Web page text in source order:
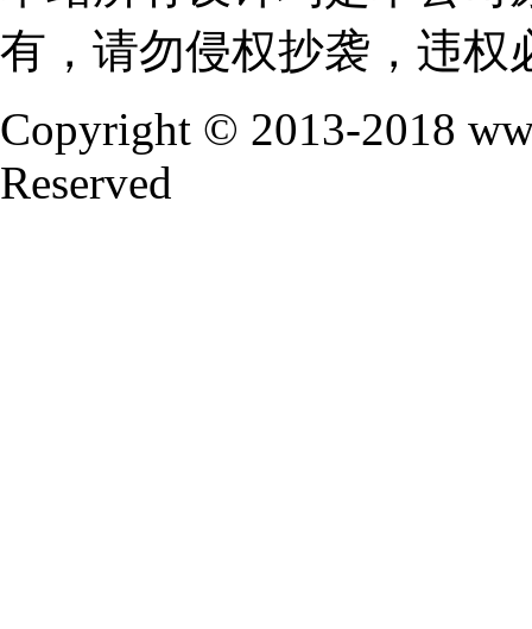
有，请勿侵权抄袭，违权
Copyright © 2013-2018
Reserved